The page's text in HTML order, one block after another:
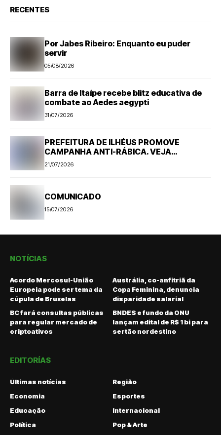
RECENTES
Por Jabes Ribeiro: Enquanto eu puder
servir
05/08/2026
Barra de Itaípe recebe blitz educativa de
combate ao Aedes aegypti
31/07/2026
PREFEITURA DE ILHÉUS PROMOVE
CAMPANHA ANTI-RÁBICA. VEJA
PROGRAMAÇÃO
21/07/2026
COMUNICADO
15/07/2026
NOTÍCIAS
Acordo Mercosul-União
Europeia pode ser tema da
cúpula de Bruxelas
Austrália, co-anfitriã da
Copa Feminina, denuncia
disparidade salarial
BC fará consultas públicas
para regular mercado de
criptoativos
BNDES e fundo da ONU
lançam edital de R$ 1 bi para
sertão nordestino
EDITORÍAS
Últimas notícias
Região
Economia
Esportes
Educação
Internacional
Política
Pop & Arte